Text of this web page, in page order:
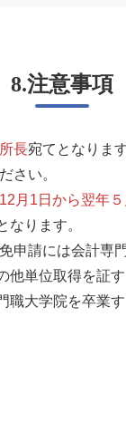
8.注意事項
長宛てとなりま
さい。
12月1日から翌年５
なります。
申請には会計専
他単位取得を証
職大学院を卒業